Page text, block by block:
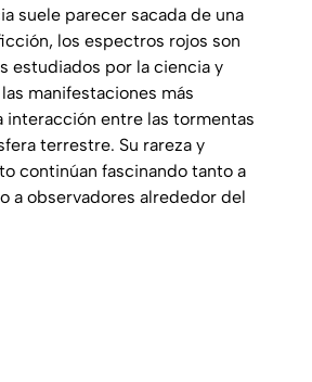
suele parecer sacada de una
los espectros rojos son
estudiados por la ciencia y
manifestaciones más
interacción entre las tormentas
terrestre. Su rareza y
continúan fascinando tanto a
a observadores alrededor del